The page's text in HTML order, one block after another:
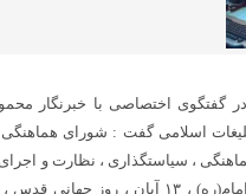
گفتگوی اختصاصی با خبرنگار
اسلامی گفت : شورای
هماهنگی ، سیاستگذاری ، نظارت و